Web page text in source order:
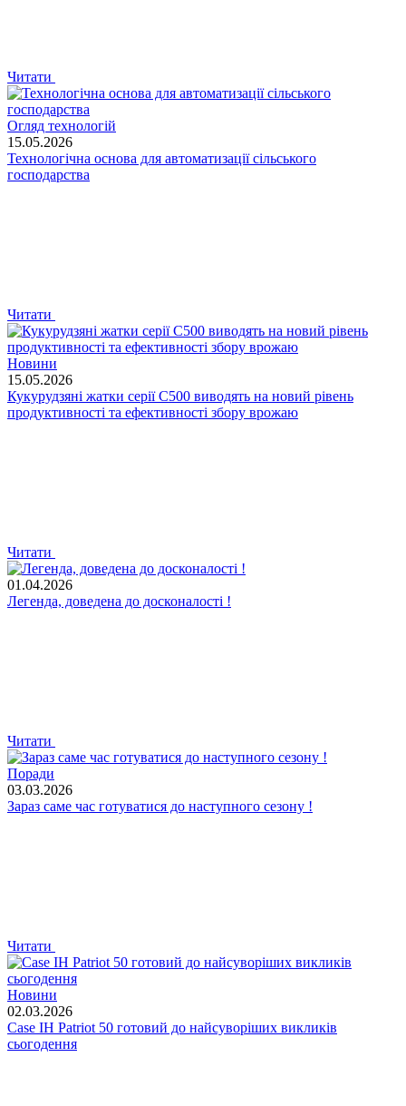
Читати
Огляд технологій
15.05.2026
Технологічна основа для автоматизації сільського
господарства
Читати
Новини
15.05.2026
Кукурудзяні жатки серії C500 виводять на новий рівень
продуктивності та ефективності збору врожаю
Читати
01.04.2026
Легенда, доведена до досконалості !
Читати
Поради
03.03.2026
Зараз саме час готуватися до наступного сезону !
Читати
Новини
02.03.2026
Case IH Patriot 50 готовий до найсуворіших викликів
сьогодення